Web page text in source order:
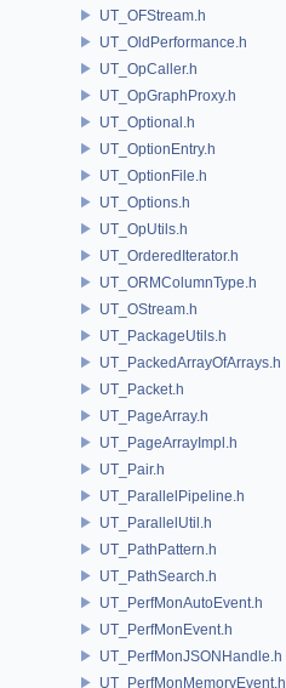
UT_OFStream.h
UT_OldPerformance.h
UT_OpCaller.h
UT_OpGraphProxy.h
UT_Optional.h
UT_OptionEntry.h
UT_OptionFile.h
UT_Options.h
UT_OpUtils.h
UT_OrderedIterator.h
UT_ORMColumnType.h
UT_OStream.h
UT_PackageUtils.h
UT_PackedArrayOfArrays.h
UT_Packet.h
UT_PageArray.h
UT_PageArrayImpl.h
UT_Pair.h
UT_ParallelPipeline.h
UT_ParallelUtil.h
UT_PathPattern.h
UT_PathSearch.h
UT_PerfMonAutoEvent.h
UT_PerfMonEvent.h
UT_PerfMonJSONHandle.h
UT_PerfMonMemoryEvent.h